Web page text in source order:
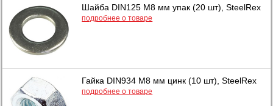
Шайба DIN125 М8 мм упак (20 шт), SteelRex
подробнее о товаре
Гайка DIN934 М8 мм цинк (10 шт), SteelRex
подробнее о товаре